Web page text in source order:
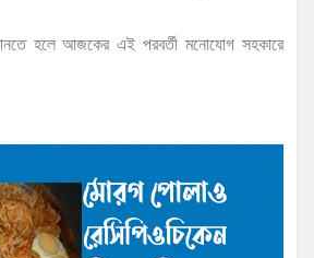
হলে আজকের এই পরবর্তী মনোযোগ সহকারে